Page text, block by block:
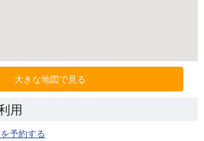
大きな地図で見る
用
予約する